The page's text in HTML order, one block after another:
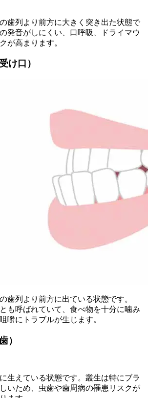
の歯列より前方に大きく突き出た状態で
発音がしにくい、口呼吸、ドライマウ
が高まります。
け口）
歯列より前方に出ている状態です。
とも呼ばれていて、食べ物を十分に噛み
嚼にトラブルが生じます。
）
生えている状態です。叢生は特にブラ
いため、虫歯や歯周病の罹患リスクが